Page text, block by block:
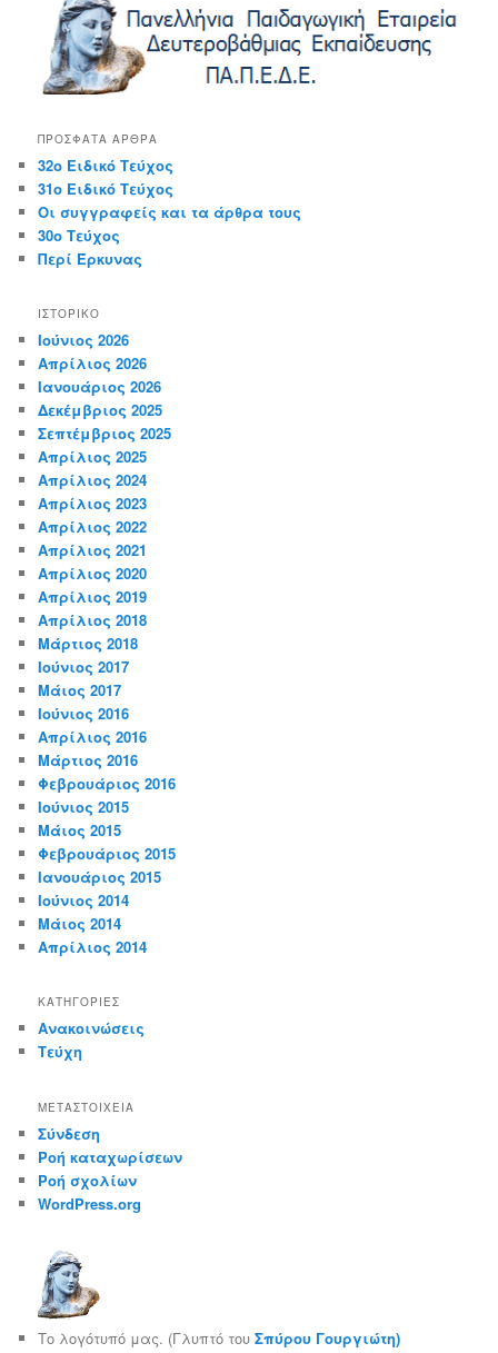
ΠΡΌΣΦΑΤΑ ΆΡΘΡΑ
32ο Ειδικό Τεύχος
31ο Ειδικό Τεύχος
Οι συγγραφείς και τα άρθρα τους
30ο Τεύχος
Περί Έρκυνας
ΙΣΤΟΡΙΚΌ
Ιούνιος 2026
Απρίλιος 2026
Ιανουάριος 2026
Δεκέμβριος 2025
Σεπτέμβριος 2025
Απρίλιος 2025
Απρίλιος 2024
Απρίλιος 2023
Απρίλιος 2022
Απρίλιος 2021
Απρίλιος 2020
Απρίλιος 2019
Απρίλιος 2018
Μάρτιος 2018
Ιούνιος 2017
Μάιος 2017
Ιούνιος 2016
Απρίλιος 2016
Μάρτιος 2016
Φεβρουάριος 2016
Ιούνιος 2015
Μάιος 2015
Φεβρουάριος 2015
Ιανουάριος 2015
Ιούνιος 2014
Μάιος 2014
Απρίλιος 2014
KΑΤΗΓΟΡΊΕΣ
Ανακοινώσεις
Τεύχη
ΜΕΤΑΣΤΟΙΧΕΊΑ
Σύνδεση
Ροή καταχωρίσεων
Ροή σχολίων
WordPress.org
Το λογότυπό μας. (Γλυπτό τουΣπύρου Γουργιώτη)